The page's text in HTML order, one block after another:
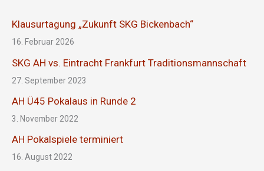
Klausurtagung „Zukunft SKG Bickenbach“
16. Februar 2026
SKG AH vs. Eintracht Frankfurt Traditionsmannschaft
27. September 2023
AH Ü45 Pokalaus in Runde 2
3. November 2022
AH Pokalspiele terminiert
16. August 2022